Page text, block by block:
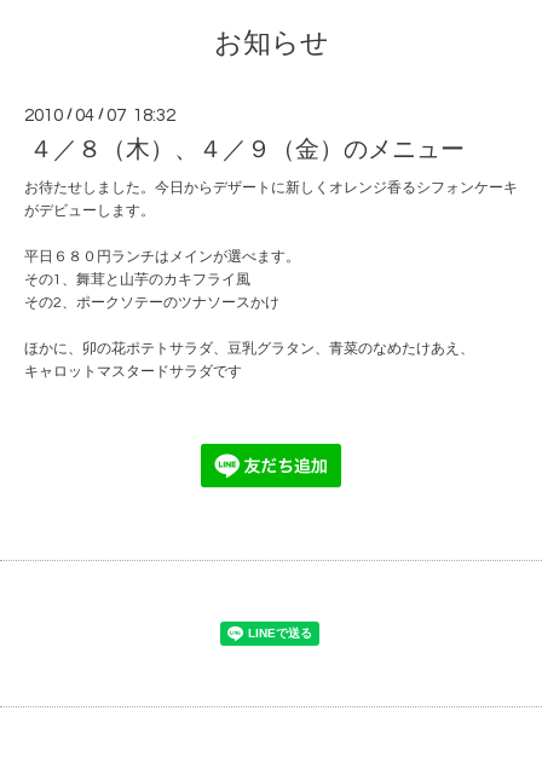
お知らせ
2010 /04 /07 18:32
４／８（木）、４／９（金）のメニュー
お待たせしました。今日からデザートに新しくオレンジ香るシフォンケーキ
がデビューします。
平日６８０円ランチはメインが選べます。
その1、舞茸と山芋のカキフライ風
その2、ポークソテーのツナソースかけ
ほかに、卯の花ポテトサラダ、豆乳グラタン、青菜のなめたけあえ、
キャロットマスタードサラダです